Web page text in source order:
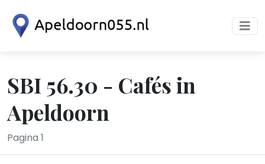
SBI 56.30 - Cafés in
Apeldoorn
Pagina 1